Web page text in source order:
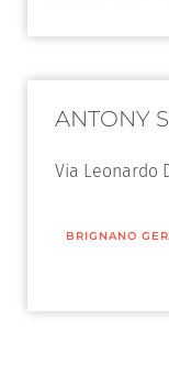
ANTONY
Via Leonardo
BRIGNANO